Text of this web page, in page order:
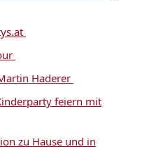
Haderer
feiern mit
zu Hause und in